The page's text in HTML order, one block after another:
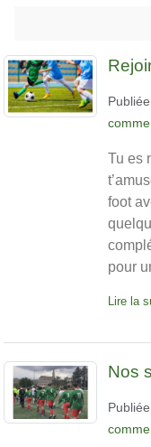
Tu es
foot
pour
Lire la
Nos